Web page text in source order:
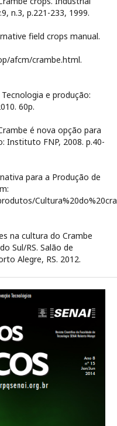
n.3, p.221-233, 1999.
field crops manual.
afcm/crambe.html.
e produção:
60p.
é nova opção para
Instituto FNP, 2008. p.40-
para a Produção de
na cultura do Crambe
Sul/RS. Salão de
Alegre, RS. 2012.